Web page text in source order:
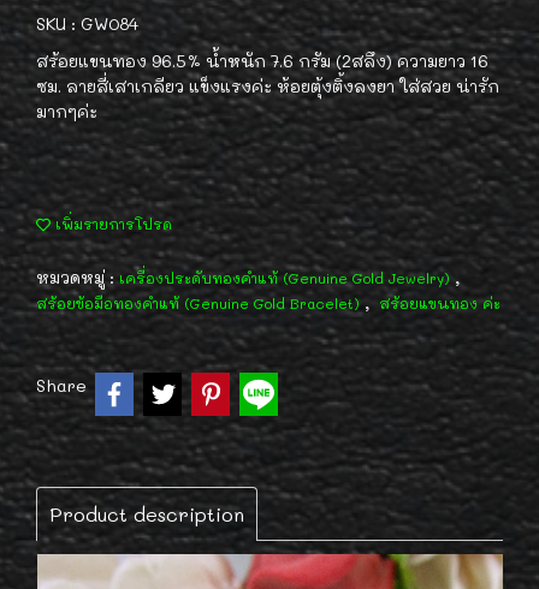
SKU : GW084
สร้อยแขนทอง 96.5% น้ำหนัก 7.6 กรัม (2สลึง) ความยาว 16
ซม. ลายสี่เสาเกลียว แข็งแรงค่ะ ห้อยตุ้งติ้งลงยา ใส่สวย น่ารัก
มากๆค่ะ
เพิ่มรายการโปรด
หมวดหมู่ : เครื่องประดับทองคำแท้ (Genuine Gold Jewelry) ,
สร้อยข้อมือทองคำแท้ (Genuine Gold Bracelet) , สร้อยแขนทอง ค่ะ
Share
Product description